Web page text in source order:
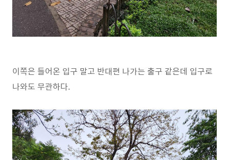
이쪽은 들어온 입구 말고 반대편 나가는 출구 같은데 입구로
나와도 무관하다.